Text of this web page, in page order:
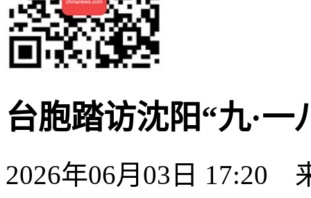
台胞踏访沈阳“九·一
2026年06月03日 17:20